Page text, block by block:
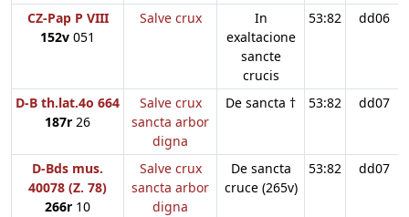
CZ-Pap P VIII
152v 051
Salve crux
In
exaltacione
sancte
crucis
53:82 dd06
D-B th.lat.4o 664
187r 26
Salve crux
sancta arbor
digna
De sancta † 53:82 dd07
D-Bds mus.
40078 (Z. 78)
266r 10
Salve crux
sancta arbor
digna
De sancta
cruce (265v)
53:82 dd07